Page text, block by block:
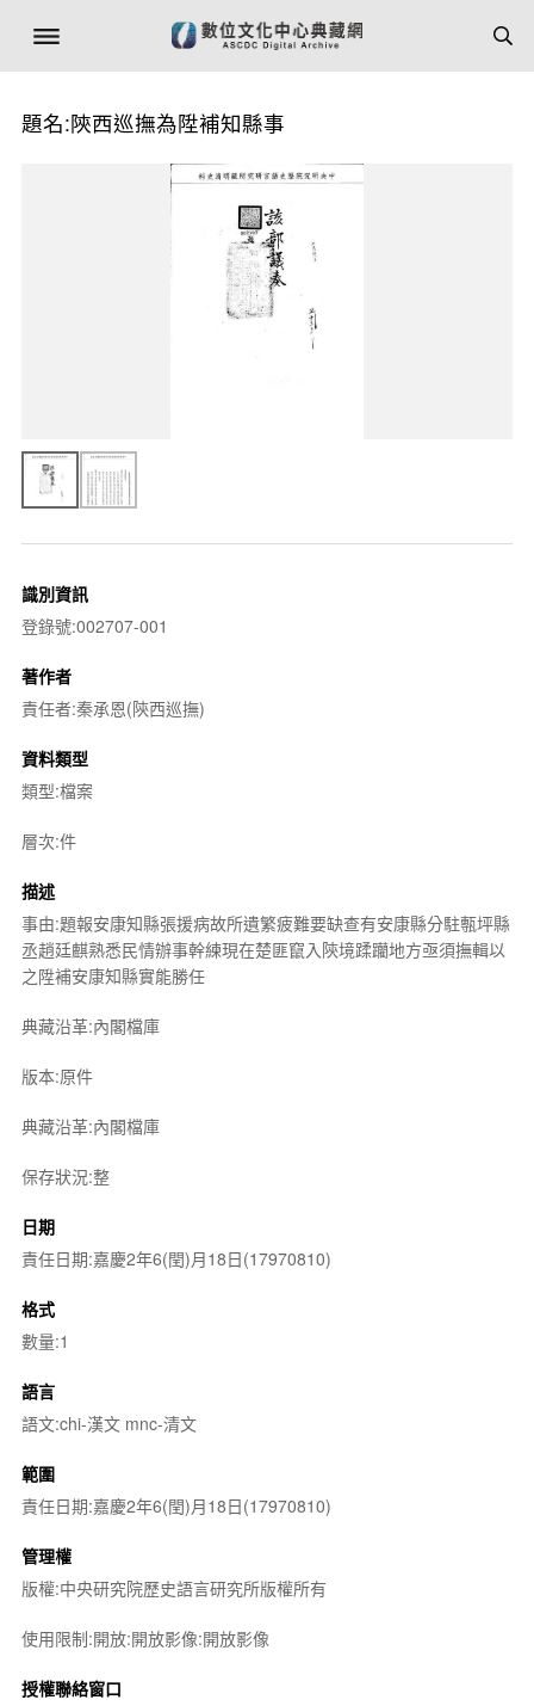
題名:陝西巡撫為陞補知縣事
識別資訊
登錄號:002707-001
著作者
責任者:秦承恩(陝西巡撫)
資料類型
類型:檔案
層次:件
描述
事由:題報安康知縣張援病故所遺繁疲難要缺查有安康縣分駐甎坪縣
丞趙廷麒熟悉民情辦事幹練現在楚匪竄入陝境蹂躪地方亟須撫輯以
之陞補安康知縣實能勝任
典藏沿革:內閣檔庫
版本:原件
典藏沿革:內閣檔庫
保存狀況:整
日期
責任日期:嘉慶2年6(閏)月18日(17970810)
格式
數量:1
語言
語文:chi-漢文 mnc-清文
範圍
責任日期:嘉慶2年6(閏)月18日(17970810)
管理權
版權:中央研究院歷史語言研究所版權所有
使用限制:開放:開放影像:開放影像
授權聯絡窗口